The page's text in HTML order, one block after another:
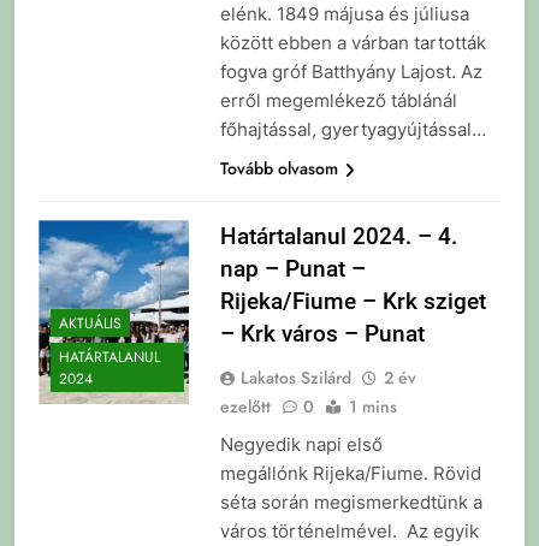
elénk. 1849 májusa és júliusa
között ebben a várban tartották
fogva gróf Batthyány Lajost. Az
erről megemlékező táblánál
főhajtással, gyertyagyújtással…
Tovább olvasom
AKTUÁLIS
HATÁRTALANUL
2024
Határtalanul 2024. – 4.
nap – Punat –
Rijeka/Fiume – Krk sziget
– Krk város – Punat
Lakatos Szilárd
2 év
ezelőtt
0 1 mins
Negyedik napi első
megállónk Rijeka/Fiume. Rövid
séta során megismerkedtünk a
város történelmével. Az egyik